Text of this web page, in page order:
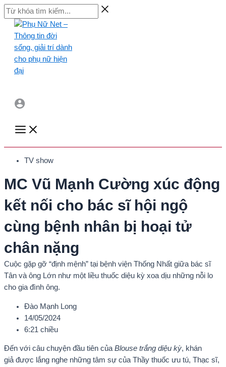
Skip
to
content
Từ
khóa
kiếm...
Main
Menu
TV show
MC Vũ Mạnh Cường xúc động
kết nối cho bác sĩ hội ngộ
cùng bệnh nhân bị hoại tử
chân nặng
Cuộc gặp gỡ “định mệnh” tại bệnh viện Thống Nhất giữa bác sĩ
Tân và ông Lớn như một liều thuốc diệu kỳ xoa dịu những nỗi lo
cho gia đình ông.
Đào Mạnh Long
14/05/2024
6:21 chiều
Đến với câu chuyện đầu tiên củaBlouse trắng diệu kỳ, khán
giả được lắng nghe những tâm sự của Thầy thuốc ưu tú, Thạc sĩ,